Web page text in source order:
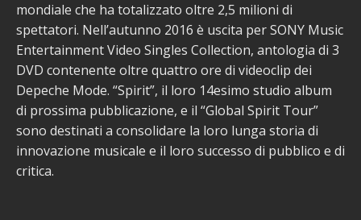
mondiale che ha totalizzato oltre 2,5 milioni di
spettatori. Nell’autunno 2016 è uscita per SONY Music
Entertainment Video Singles Collection, antologia di 3
DVD contenente oltre quattro ore di videoclip dei
Depeche Mode. “Spirit”, il loro 14esimo studio album
di prossima pubblicazione, e il “Global Spirit Tour”
sono destinati a consolidare la loro lunga storia di
innovazione musicale e il loro successo di pubblico e di
critica.